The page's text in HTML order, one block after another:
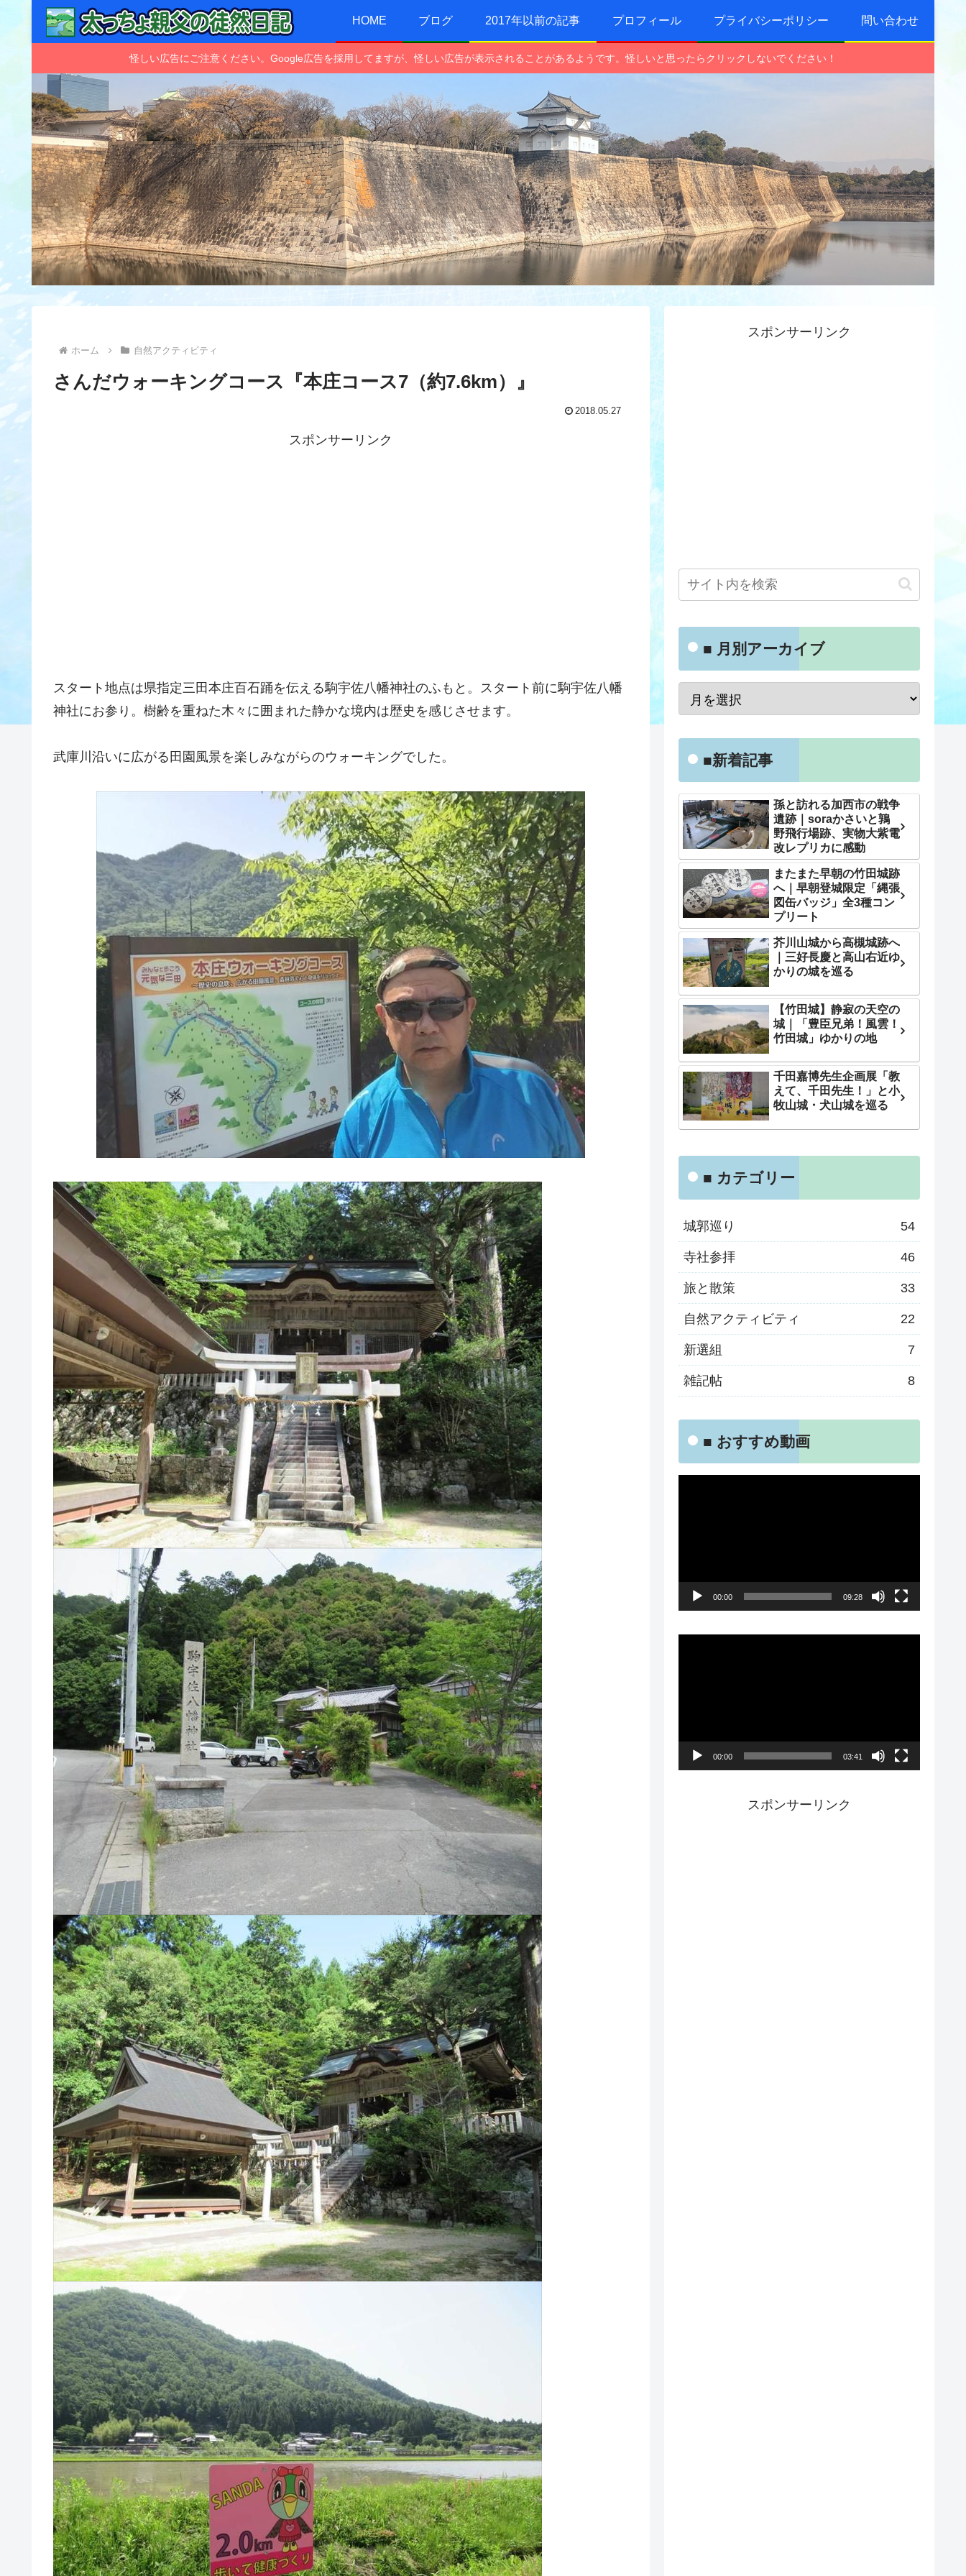
HOME ブログ 2017年以前の記事 プロフィール プライバシーポリシー 問い合わせ
怪しい広告にご注意ください。Google広告を採用してますが、怪しい広告が表示されることがあるようです。怪しいと思ったらクリックしないでください！
ホーム 自然アクティビティ
さんだウォーキングコース『本庄コース7（約7.6km）』
2018.05.27
スポンサーリンク
スタート地点は県指定三田本庄百石踊を伝える駒宇佐八幡神社のふもと。スタート前に駒宇佐八幡
神社にお参り。樹齢を重ねた木々に囲まれた静かな境内は歴史を感じさせます。
武庫川沿いに広がる田園風景を楽しみながらのウォーキングでした。
スポンサーリンク
■ 月別アーカイブ
■新着記事
孫と訪れる加西市の戦争
遺跡｜soraかさいと鶉
野飛行場跡、実物大紫電
改レプリカに感動
またまた早朝の竹田城跡
へ｜早朝登城限定「縄張
図缶バッジ」全3種コン
プリート
芥川山城から高槻城跡へ
｜三好長慶と高山右近ゆ
かりの城を巡る
【竹田城】静寂の天空の
城｜「豊臣兄弟！風雲！
竹田城」ゆかりの地
千田嘉博先生企画展「教
えて、千田先生！」と小
牧山城・犬山城を巡る
■ カテゴリー
城郭巡り 54
寺社参拝 46
旅と散策 33
自然アクティビティ 22
新選組 7
雑記帖 8
■ おすすめ動画
00:00 09:28
00:00 03:41
スポンサーリンク